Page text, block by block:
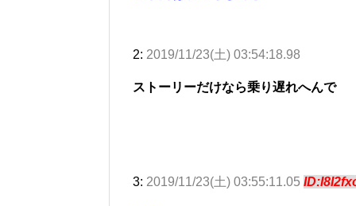
2: 2019/11/23(土) 03:54:18.98
ストーリーだけなら乗り遅れへんで
3: 2019/11/23(土) 03:55:11.05